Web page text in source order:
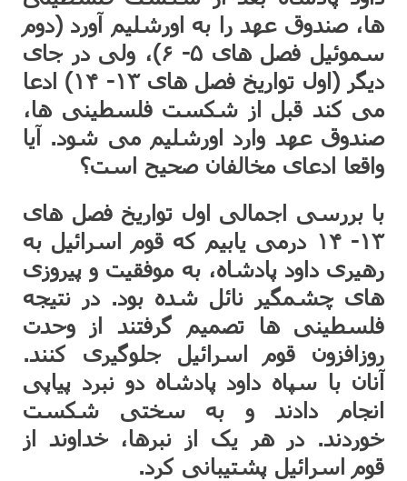
ها، صندوق عهد را به اورشلیم آورد (دوم
سموئیل فصل های ۵- ۶)، ولی در جای
دیگر (اول تواریخ فصل های ۱۳- ۱۴) ادعا
می کند قبل از شکست فلسطینی ها،
صندوق عهد وارد اورشلیم می شود. آیا
واقعا ادعای مخالفان صحیح است؟
با بررسی اجمالی اول تواریخ فصل های
۱۳- ۱۴ درمی یابیم که قوم اسرائیل به
رهیری داود پادشاه، به موفقیت و پیروزی
های چشمگیر نائل شده بود. در نتیجه
فلسطینی ها تصمیم گرفتند از وحدت
روزافزون قوم اسرائیل جلوگیری کنند.
آنان با سپاه داود پادشاه دو نبرد پیاپی
انجام دادند و به سختی شکست
خوردند. در هر یک از نبرها، خداوند از
قوم اسرائیل پشتیبانی کرد.